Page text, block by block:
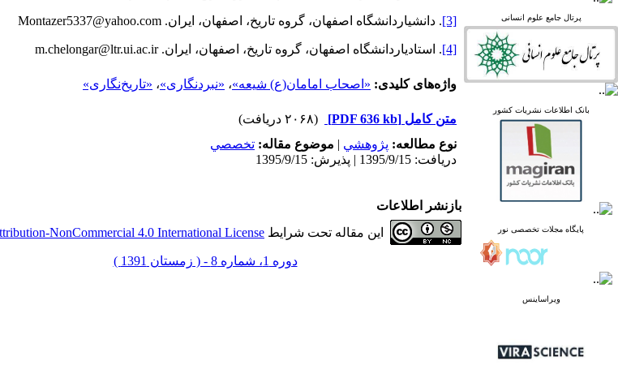
linked in
پرتال نشریات علمی و
پژوهشی
پایگاه علوم استنادی جهان
اسلام
پایگاه مجلات تخصصی نور
پایگاه مرکز اطلاعات جهاد
دانشگاهی
پرتال جامع علوم انسانی
بانک اطلاعات نشریات
کشور
google scholar
linked in
Academia
پرتال جامع علوم انسانی
بانک اطلاعات نشریات کشور
پایگاه مجلات تخصصی نور
ویراساینس
[3]. دانشیاردانشگاه اصفهان، گروه تاریخ، اصفهان، ایران. Montazer5337@yahoo.com
[4]. استادیاردانشگاه اصفهان، گروه تاریخ، اصفهان، ایران.ltr.ui.ac.ir
@
m.chelongar
واژه‌های کلیدی: «اصحاب امامان(ع) شیعه»، «نبردنگاری»، «تاریخ‌نگاری»
متن کامل [PDF 636 kb]
(۲۰۶۸ دریافت)
نوع مطالعه: پژوهشي | موضوع مقاله: تخصصي
دریافت: 1395/9/15 | پذیرش: 1395/9/15
بازنشر اطلاعات
این مقاله تحت شرایط NonCommercial 4.0 International License
دوره 1، شماره 8 - ( زمستان 1391 )